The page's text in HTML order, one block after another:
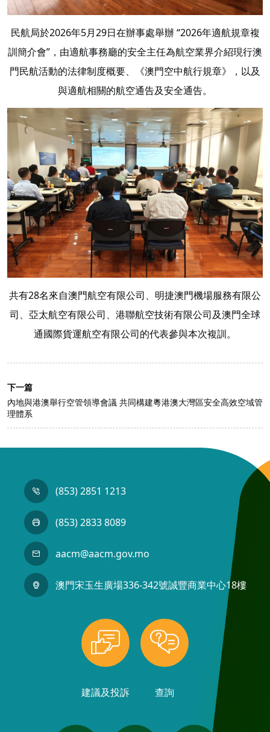
民航局於2026年5月29日在辦事處舉辦 “2026年適航規章複
訓簡介會”，由適航事務廳的安全主任為航空業界介紹現行澳
門民航活動的法律制度概要、《澳門空中航行規章》，以及
與適航相關的航空通告及安全通告。
共有28名來自澳門航空有限公司、明捷澳門機場服務有限公
司、亞太航空有限公司、港聯航空技術有限公司及澳門全球
通國際貨運航空有限公司的代表參與本次複訓。
下一篇
內地與港澳舉行空管領導會議 共同構建粵港澳大灣區安全高效空域管
理體系
(853) 2851 1213
(853) 2833 8089
aacm@aacm.gov.mo
澳門宋玉生廣場336-342號誠豐商業中心18樓
建議及投訴 查詢